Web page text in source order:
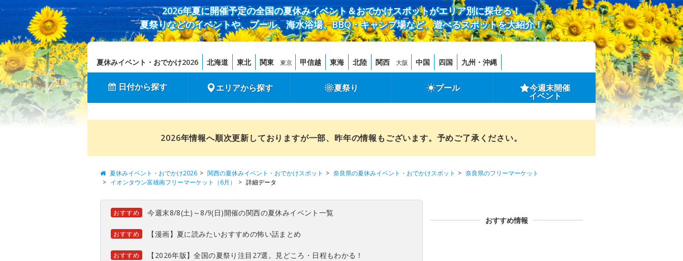
2026年夏に開催予定の全国の夏休みイベント＆おでかけスポットがエリア別に探せる！
夏祭りなどのイベントや、プール、海水浴場、BBQ・キャンプ場など、遊べるスポットを大紹介！
夏休みイベント・おでかけ2026 北海道 東北 関東 東京 甲信越 東海 北陸 関西 大阪 中国 四国 九州・沖縄
日付から探す エリアから探す 夏祭り プール 今週末開催
イベント
2026年情報へ順次更新しておりますが一部、昨年の情報もございます。予めご了承ください。
夏休みイベント・おでかけ2026 関西の夏休みイベント・おでかけスポット 奈良県の夏休みイベント・おでかけスポット
奈良県のフリーマーケット
イオンタウン富雄南フリーマーケット（6月）
詳細データ
おすすめ 今週末8/8(土)～8/9(日)開催の関西の夏休みイベント一覧
おすすめ 【漫画】夏に読みたいおすすめの怖い話まとめ
おすすめ 【2026年版】全国の夏祭り注目27選。見どころ・日程もわかる！
おすすめ情報